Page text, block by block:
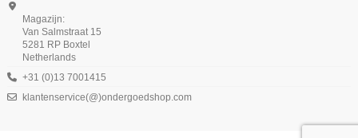
Magazijn:
Van Salmstraat 15
5281 RP Boxtel
Netherlands
+31 (0)13 7001415
klantenservice(@)ondergoedshop.com